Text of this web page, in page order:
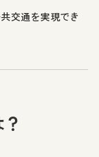
交通を実現でき